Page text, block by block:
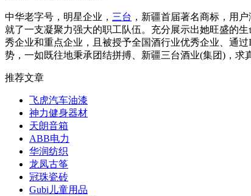
中华老字号，明星企业， 三台 ，新疆首届著名商标，用
就了一支凝聚力强大的职工队伍。充分展示出她旺盛的
秀企业和重点企业，且被授予全国酒行业优秀企业、通
势，一如既往地秉承团结拼搏、新疆三台酒业(集团)，求
推荐文章
飞虎汽车油漆
神力健身器材
天朗音箱
ABB电力
华润纺织
龙凤古筝
冠珠瓷砖
Gubi儿童用品